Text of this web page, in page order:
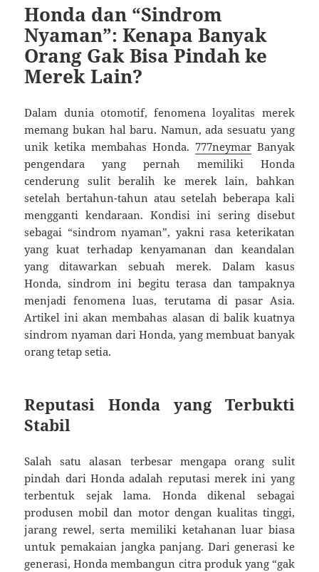
Honda dan “Sindrom
Nyaman”: Kenapa Banyak
Orang Gak Bisa Pindah ke
Merek Lain?
Dalam dunia otomotif, fenomena loyalitas merek
memang bukan hal baru. Namun, ada sesuatu yang
unik ketika membahas Honda. 777neymarBanyak
pengendara yang pernah memiliki Honda
cenderung sulit beralih ke merek lain, bahkan
setelah bertahun-tahun atau setelah beberapa kali
mengganti kendaraan. Kondisi ini sering disebut
sebagai “sindrom nyaman”, yakni rasa keterikatan
yang kuat terhadap kenyamanan dan keandalan
yang ditawarkan sebuah merek. Dalam kasus
Honda, sindrom ini begitu terasa dan tampaknya
menjadi fenomena luas, terutama di pasar Asia.
Artikel ini akan membahas alasan di balik kuatnya
sindrom nyaman dari Honda, yang membuat banyak
orang tetap setia.
Reputasi Honda yang Terbukti
Stabil
Salah satu alasan terbesar mengapa orang sulit
pindah dari Honda adalah reputasi merek ini yang
terbentuk sejak lama. Honda dikenal sebagai
produsen mobil dan motor dengan kualitas tinggi,
jarang rewel, serta memiliki ketahanan luar biasa
untuk pemakaian jangka panjang. Dari generasi ke
generasi, Honda membangun citra produk yang “gak